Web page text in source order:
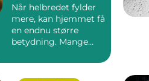
Når helbredet fylder
mere, kan hjemmet få
en endnu større
betydning. Mange
be...